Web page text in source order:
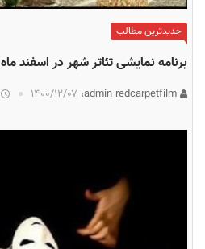
جدیدترین مطالب
برنامه نمایشی تئاتر شهر در اسفند ماه
۱۴۰۰/۱۲/۰۷